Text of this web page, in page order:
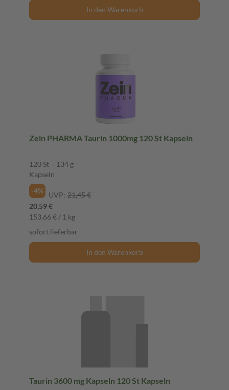
In den Warenkorb
Zein PHARMA Taurin 1000mg 120 St Kapseln
120 St = 134 g
Kapseln
-4%
UVP: 21,45 €
20,59 €
153,66 € / 1 kg
sofort lieferbar
In den Warenkorb
Taurin 3600 mg Kapseln 120 St Kapseln